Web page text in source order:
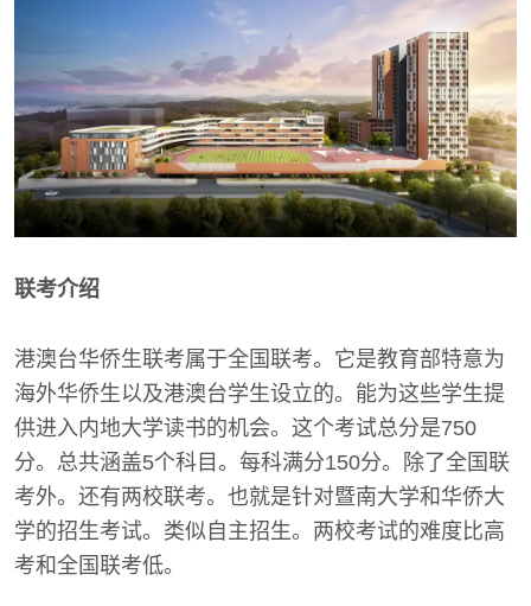
联考介绍
港澳台华侨生联考属于全国联考。它是教育部特意为
海外华侨生以及港澳台学生设立的。能为这些学生提
供进入内地大学读书的机会。这个考试总分是750
分。总共涵盖5个科目。每科满分150分。除了全国联
考外。还有两校联考。也就是针对暨南大学和华侨大
学的招生考试。类似自主招生。两校考试的难度比高
考和全国联考低。